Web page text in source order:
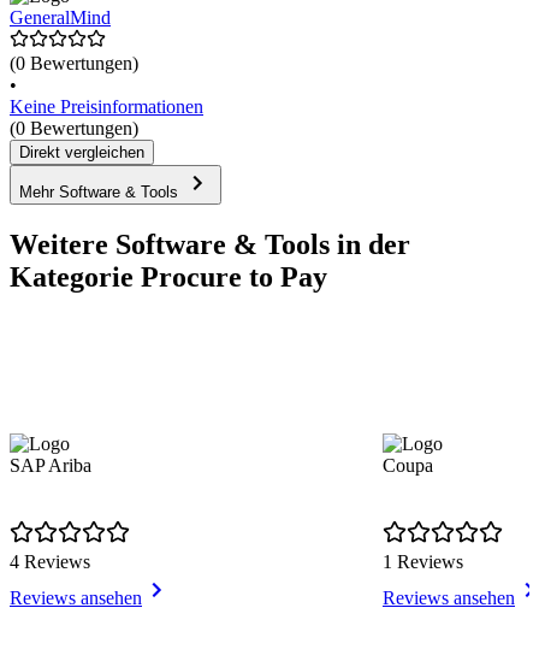
GeneralMind
(0 Bewertungen)
•
Keine Preisinformationen
(0 Bewertungen)
Direkt vergleichen
Mehr Software & Tools
Weitere Software & Tools in der
Kategorie Procure to Pay
SAP Ariba
4 Reviews
Reviews ansehen
Coupa
1 Reviews
Reviews ansehen